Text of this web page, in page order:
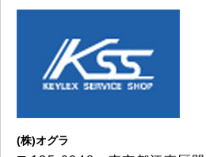
(株)オグラ